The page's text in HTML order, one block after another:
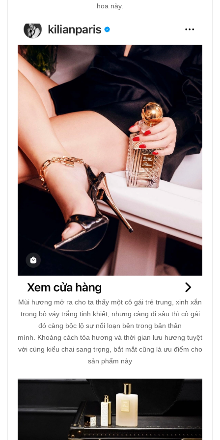
hoa này.
Mùi hương mở ra cho ta thấy một cô gái trẻ trung, xinh xắn
trong bộ váy trắng tinh khiết, nhưng càng đi sâu thì cô gái
đó càng bộc lộ sự nổi loạn bên trong bản thân
mình. Khoảng cách tỏa hương và thời gian lưu hương tuyệt
vời cùng kiểu chai sang trọng, bắt mắt cũng là ưu điểm cho
sản phẩm này